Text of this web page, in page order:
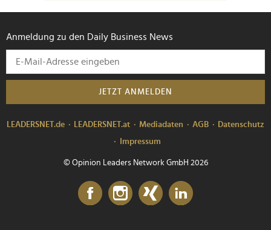
Anmeldung zu den Daily Business News
JETZT ANMELDEN
LEADERSNET.de LEADERSNET.at Mediadaten AGB
Datenschutz
Impressum
© Opinion Leaders Network GmbH 2026